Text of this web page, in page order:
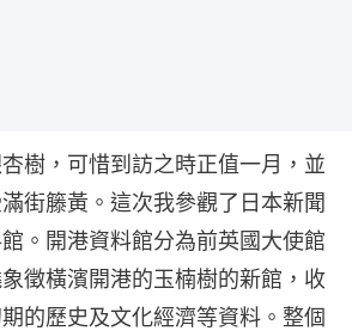
樹，可惜到訪之時正值一月，並
街籐黃。這次我參觀了日本新聞
。開港資料館分為前英國大使館
徵橫濱開港的玉楠樹的新館，收
的歷史及文化經濟等資料。整個